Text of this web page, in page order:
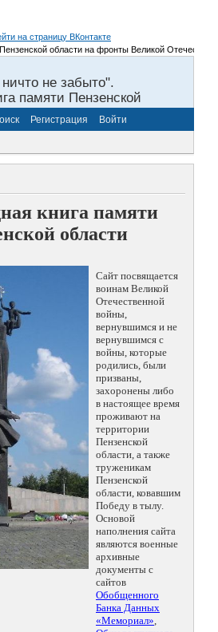
области на фронты Великой
не забыто".
памяти Пензенской
Регистрация Войти
книга памяти
области
Сайт посвящается
воинам Великой
Отечественной
войны,
вернувшимся и не
вернувшимся с
войны, которые
родились, были
призваны,
захоронены либо
в настоящее время
проживают на
территории
Пензенской
области, а также
труженикам
Пензенской
области, ковавшим
Победу в тылу.
Основой
наполнения сайта
являются военные
архивные
документы с
сайтов
Обобщенного
Банка Данных
«Мемориал»,